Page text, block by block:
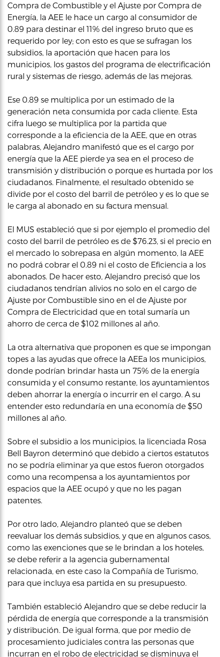
Compra de Combustible y el Ajuste por Compra de
Energía, la AEE le hace un cargo al consumidor de
0.89 para destinar el 11% del ingreso bruto que es
requerido por ley; con esto es que se sufragan los
subsidios, la aportación que hacen para los
municipios, los gastos del programa de electrificación
rural y sistemas de riesgo, además de las mejoras.
Ese 0.89 se multiplica por un estimado de la
generación neta consumida por cada cliente. Esta
cifra luego se multiplica por la partida que
corresponde a la eficiencia de la AEE, que en otras
palabras, Alejandro manifestó que es el cargo por
energía que la AEE pierde ya sea en el proceso de
transmisión y distribución o porque es hurtada por los
ciudadanos. Finalmente, el resultado obtenido se
divide por el costo del barril de petróleo y es lo que se
le carga al abonado en su factura mensual.
El MUS estableció que si por ejemplo el promedio del
costo del barril de petróleo es de $76.23, si el precio en
el mercado lo sobrepasa en algún momento, la AEE
no podrá cobrar el 0.89 ni el costo de Eficiencia a los
abonados. De hacer esto, Alejandro precisó que los
ciudadanos tendrían alivios no solo en el cargo de
Ajuste por Combustible sino en el de Ajuste por
Compra de Electricidad que en total sumaría un
ahorro de cerca de $102 millones al año.
La otra alternativa que proponen es que se impongan
topes a las ayudas que ofrece la AEEa los municipios,
donde podrían brindar hasta un 75% de la energía
consumida y el consumo restante, los ayuntamientos
deben ahorrar la energía o incurrir en el cargo. A su
entender esto redundaría en una economía de $50
millones al año.
Sobre el subsidio a los municipios, la licenciada Rosa
Bell Bayron determinó que debido a ciertos estatutos
no se podría eliminar ya que estos fueron otorgados
como una recompensa a los ayuntamientos por
espacios que la AEE ocupó y que no les pagan
patentes.
Por otro lado, Alejandro planteó que se deben
reevaluar los demás subsidios, y que en algunos casos,
como las exenciones que se le brindan a los hoteles,
se debe referir a la agencia gubernamental
relacionada, en este caso la Compañía de Turismo,
para que incluya esa partida en su presupuesto.
También estableció Alejandro que se debe reducir la
pérdida de energía que corresponde a la transmisión
y distribución. De igual forma, que por medio de
procesamiento judiciales contra las personas que
incurran en el robo de electricidad se disminuya el